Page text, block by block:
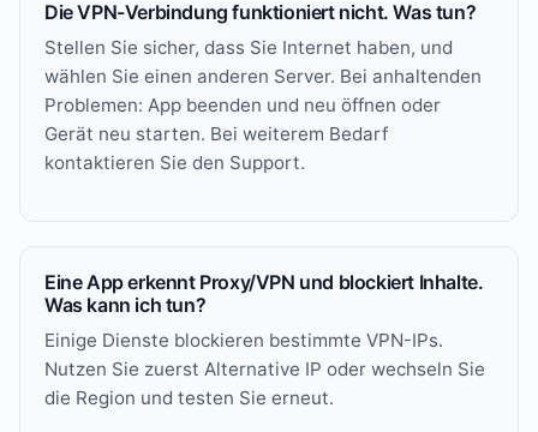
Die VPN-Verbindung funktioniert nicht. Was tun?
Stellen Sie sicher, dass Sie Internet haben, und
wählen Sie einen anderen Server. Bei anhaltenden
Problemen: App beenden und neu öffnen oder
Gerät neu starten. Bei weiterem Bedarf
kontaktieren Sie den Support.
Eine App erkennt Proxy/VPN und blockiert Inhalte.
Was kann ich tun?
Einige Dienste blockieren bestimmte VPN-IPs.
Nutzen Sie zuerst Alternative IP oder wechseln Sie
die Region und testen Sie erneut.